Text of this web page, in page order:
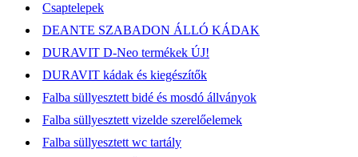
Csaptelepek
DEANTE SZABADON ÁLLÓ KÁDAK
DURAVIT D-Neo termékek ÚJ!
DURAVIT kádak és kiegészítők
Falba süllyesztett bidé és mosdó állványok
Falba süllyesztett vizelde szerelőelemek
Falba süllyesztett wc tartály